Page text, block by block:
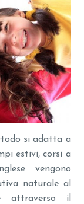
si adatta a
estivi, corsi a
vengono
naturale al
attraverso il